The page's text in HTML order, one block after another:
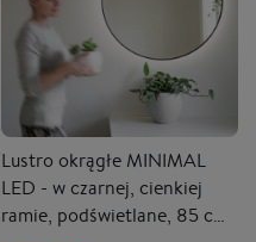
Lustro okrągłe MINIMAL
LED - w czarnej, cienkiej
ramie, podświetlane, 85 cm